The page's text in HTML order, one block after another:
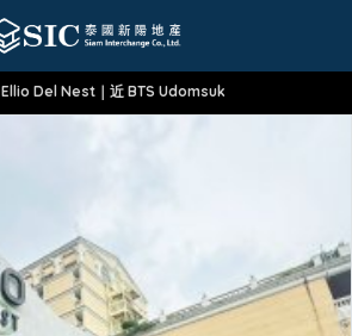
Ellio Del Nest｜近 BTS Udomsuk